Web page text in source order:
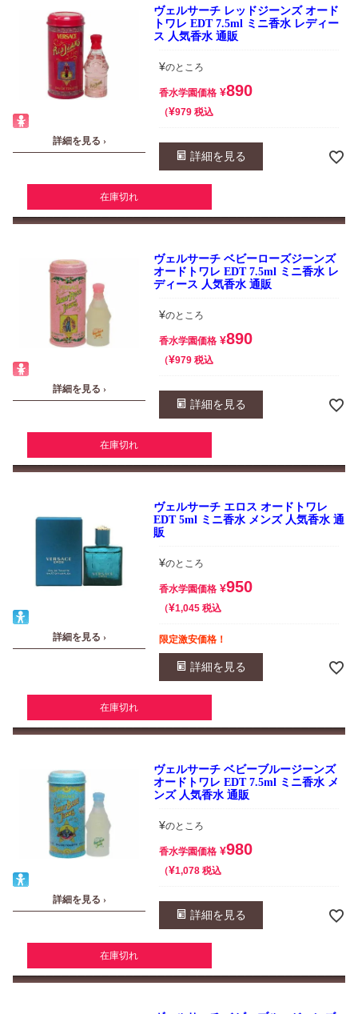
詳細を見る ›
ヴェルサーチ レッドジーンズ オード
トワレ EDT 7.5ml ミニ香水 レディー
ス 人気香水 通販
¥のところ
香水学園価格 ¥890
¥979 税込
詳細を見る
在庫切れ
詳細を見る ›
ヴェルサーチ ベビーローズジーンズ
オードトワレ EDT 7.5ml ミニ香水 レ
ディース 人気香水 通販
¥のところ
香水学園価格 ¥890
¥979 税込
詳細を見る
在庫切れ
詳細を見る ›
ヴェルサーチ エロス オードトワレ
EDT 5ml ミニ香水 メンズ 人気香水 通
販
¥のところ
香水学園価格 ¥950
¥1,045 税込
限定激安価格！
詳細を見る
在庫切れ
詳細を見る ›
ヴェルサーチ ベビーブルージーンズ
オードトワレ EDT 7.5ml ミニ香水 メ
ンズ 人気香水 通販
¥のところ
香水学園価格 ¥980
¥1,078 税込
詳細を見る
在庫切れ